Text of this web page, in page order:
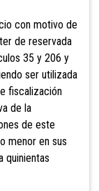
con motivo de
de reservada
35 y 206 y
ser utilizada
fiscalización
de la
de este
menor en sus
quinientas